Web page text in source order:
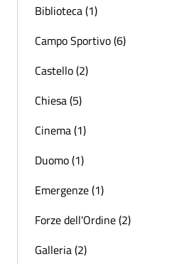
Biblioteca (1)
Campo Sportivo (6)
Castello (2)
Chiesa (5)
Cinema (1)
Duomo (1)
Emergenze (1)
Forze dell'Ordine (2)
Galleria (2)